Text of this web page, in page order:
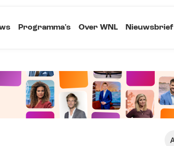
Programma's Over WNL Nieuwsbrief